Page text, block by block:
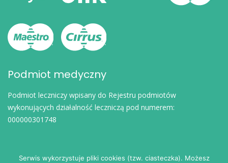
Podmiot medyczny
Podmiot leczniczy wpisany do Rejestru podmiotów
wykonujących działalność leczniczą pod numerem:
000000301748
Serwis wykorzystuje pliki cookies (tzw. ciasteczka). Możesz